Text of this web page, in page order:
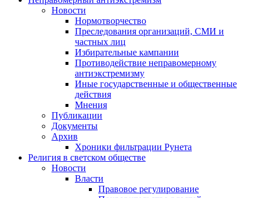
Новости
Нормотворчество
Преследования организаций, СМИ и
частных лиц
Избирательные кампании
Противодействие неправомерному
антиэкстремизму
Иные государственные и общественные
действия
Мнения
Публикации
Документы
Архив
Хроники фильтрации Рунета
Религия в светском обществе
Новости
Власти
Правовое регулирование